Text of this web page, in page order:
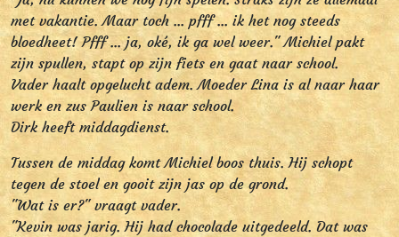
met vakantie. Maar toch ... pfff ... ik het nog steeds
bloedheet! Pfff ... ja, oké, ik ga wel weer." Michiel pakt
zijn spullen, stapt op zijn fiets en gaat naar school.
Vader haalt opgelucht adem. Moeder Lina is al naar haar
werk en zus Paulien is naar school.
Dirk heeft middagdienst.
Tussen de middag komt Michiel boos thuis. Hij schopt
tegen de stoel en gooit zijn jas op de grond.
"Wat is er?" vraagt vader.
"Kevin was jarig. Hij had chocolade uitgedeeld. Dat was